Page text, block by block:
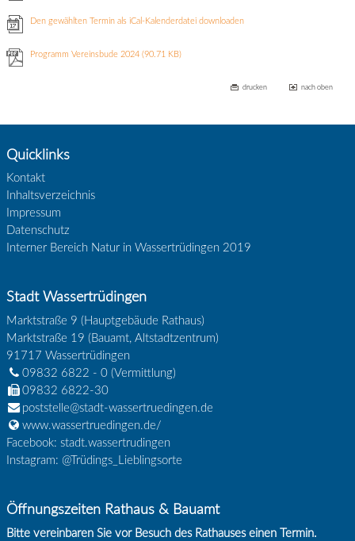
Den gewählten Termin als iCal-Kalenderdatei downloaden
Programm Vereinsbude 2024(90.71 KB)
drucken nach oben
Quicklinks
Kontakt
Inhaltsverzeichnis
Impressum
Datenschutz
Interner Bereich Natur in Wassertrüdingen 2019
Stadt Wassertrüdingen
Marktstraße 9 (Hauptgebäude Rathaus)
Marktstraße 19 (Bauamt, Altstadtzentrum)
91717 Wassertrüdingen
09832 6822 - 0(Vermittlung)
09832 6822-30
poststelle@stadt-wassertruedingen.de
www.wassertruedingen.de/
Facebook: stadt.wassertrudingen
Instagram: @Trüdings_Lieblingsorte
Öffnungszeiten Rathaus & Bauamt
Bitte vereinbaren Sie vor Besuch des Rathauses einen Termin.